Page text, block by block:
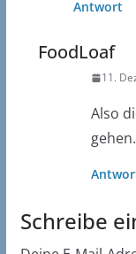
Antwort
FoodLoaf
11.
Also
Schreibe